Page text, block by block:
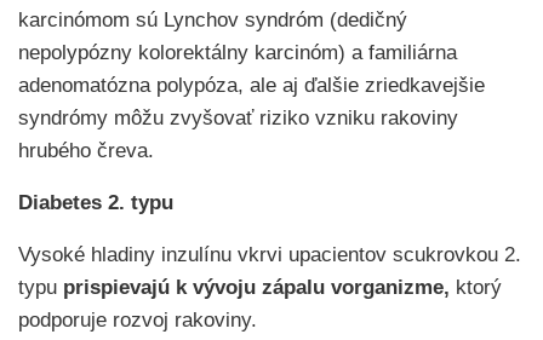
karcinómom sú Lynchov syndróm (dedičný
nepolypózny kolorektálny karcinóm) a familiárna
adenomatózna polypóza, ale aj ďalšie zriedkavejšie
syndrómy môžu zvyšovať riziko vzniku rakoviny
hrubého čreva.
Diabetes 2. typu
Vysoké hladiny inzulínu vkrvi upacientov scukrovkou 2.
typu prispievajú k vývoju zápalu vorganizme, ktorý
podporuje rozvoj rakoviny.